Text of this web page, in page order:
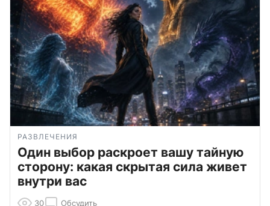
РАЗВЛЕЧЕНИЯ
Один выбор раскроет вашу тайную
сторону: какая скрытая сила живет
внутри вас
30 Обсудить